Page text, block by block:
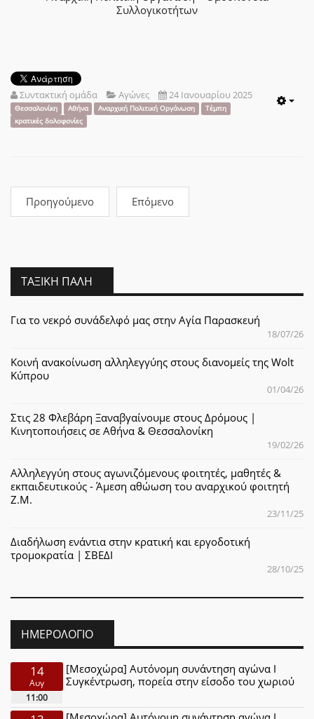
Συλλογικοτήτων
Συντακτική ομάδα Αγώνες 24 Ιανουαρίου 2025
Θεσσαλονίκη Αθήνα Αναρχική Πολιτική Οργάνωση
Τέμπη
κρατικές δολοφονίες
Προηγούμενο Επόμενο
ΤΑΞΙΚΉ ΠΆΛΗ
Για το νεκρό συνάδελφό μας στην Αγία Παρασκευή
18/07/26
Κοινή ανακοίνωση αλληλεγγύης στους διανομείς της Wolt
Κύπρου
01/04/26
Στις 28 Φλεβάρη Ξαναβγαίνουμε στους Δρόμους |
Κινητοποιήσεις σε Αθήνα & Θεσσαλονίκη
19/02/26
Αλληλεγγύη στους αγωνιζόμενους φοιτητές, μαθητές &
εκπαιδευτικούς - Άμεση αθώωση του αναρχικού φοιτητή
Ζ.Μ.
23/11/25
Διαδήλωση ενάντια στην κρατική και εργοδοτική
τρομοκρατία | ΣΒΕΔΙ
28/10/25
ΗΜΕΡΟΛΌΓΙΟ
14
Αυγ
11:00
[Μεσοχώρα] Αυτόνομη συνάντηση αγώνα Ι
Συγκέντρωση, πορεία στην είσοδο του χωριού